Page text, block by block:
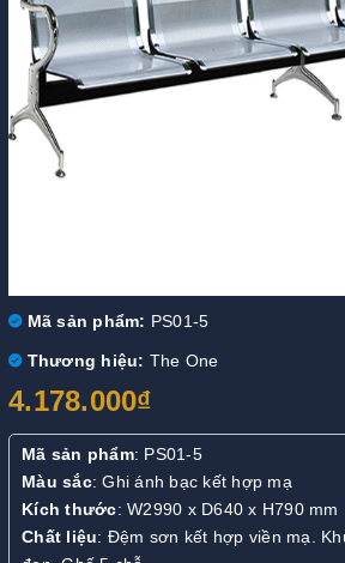
Mã sản phẩm: PS01-5
Thương hiệu: The One
4.178.000₫
Mã sản phẩm: PS01-5
Màu sắc: Ghi ánh bạc kết hợp mạ
Kích thước: W2990 x D640 x H790 mm
Chất liệu: Đệm sơn kết hợp viền mạ.